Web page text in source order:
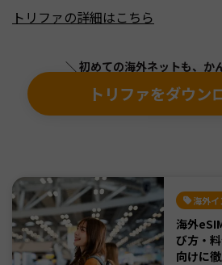
トリファの詳細はこちら
＼ 初めての海外ネットも、か
トリファをダウン
海外イ
海外
び方・
向けに